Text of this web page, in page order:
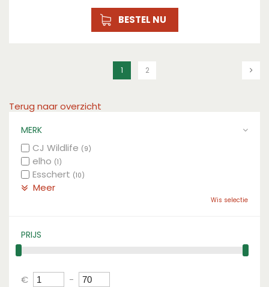
BESTEL NU
1 2
Terug naar overzicht
MERK
CJ Wildlife (9)
elho (1)
Esschert (10)
Meer
Wis selectie
PRIJS
€ -